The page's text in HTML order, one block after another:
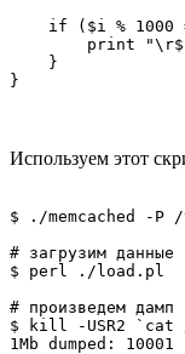
if ($i % 1000
print
    }
Используем этот
$ ./memcached -P
# загрузим данные
$ perl ./load.pl
# произведем дамп
$ kill -USR2 `cat /
1Mb dumped: